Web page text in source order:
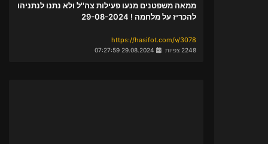
ממאה משפטנים מנעו פעילות צה''ל ולא נתנו לנתניהו
להכריז על מלחמה ! 29-08-2024
https://hasifot.com/v/3078
2248 צפיות